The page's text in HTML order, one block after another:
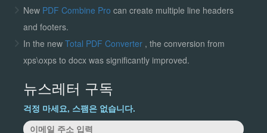
New PDF Combine Pro can create multiple line headers
and footers.
In the new Total PDF Converter , the conversion from
xps\oxps to docx was significantly improved.
뉴스레터 구독
걱정 마세요, 스팸은 없습니다.